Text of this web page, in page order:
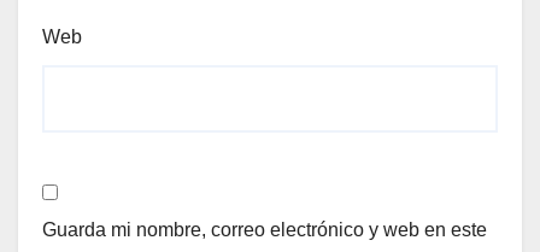
Web
Guarda mi nombre, correo electrónico y web en este